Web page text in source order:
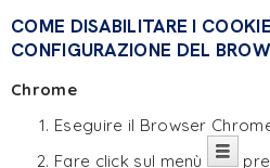
COME DISABILITARE I
CONFIGURAZIONE DEL
Chrome
Eseguire il Browser
Fare click sul menù